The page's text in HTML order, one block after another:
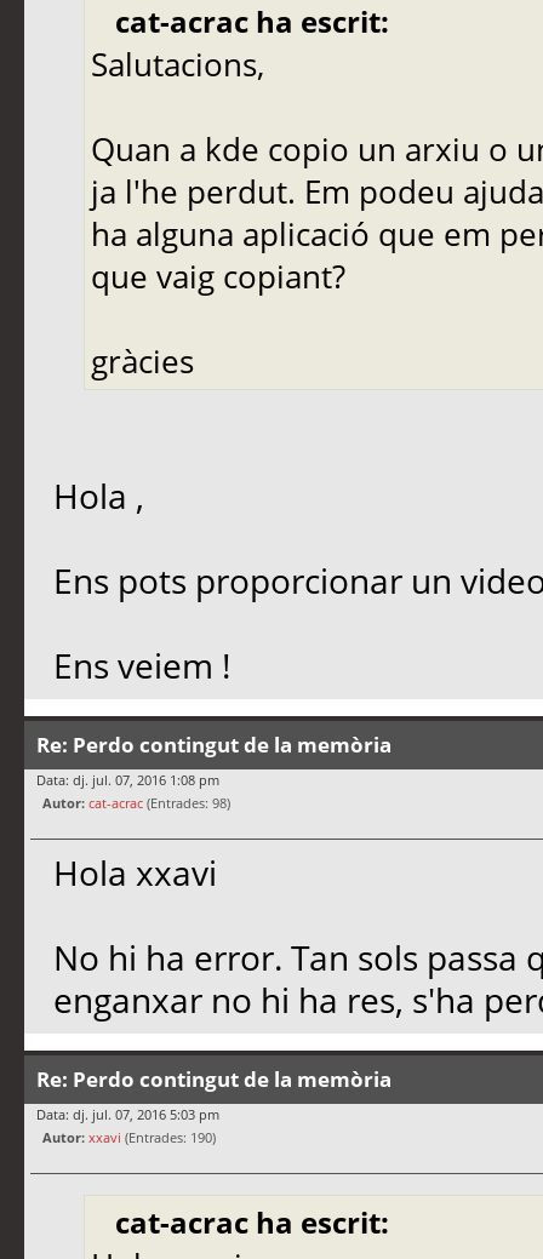
cat-acrac ha escrit:
Salutacions,
Quan a kde copio un arxiu o
ja l'he perdut. Em podeu
ha alguna aplicació que em
que vaig copiant?
gràcies
Hola ,
Ens pots proporcionar un
Ens veiem !
Re: Perdo contingut de la memòria
Data: dj. jul. 07, 2016 1:08 pm
Autor: cat-acrac (Entrades: 98)
Hola xxavi
No hi ha error. Tan sols passa
enganxar no hi ha res, s'ha
Re: Perdo contingut de la memòria
Data: dj. jul. 07, 2016 5:03 pm
Autor: xxavi (Entrades: 190)
cat-acrac ha escrit: